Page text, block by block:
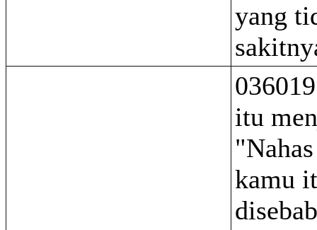
yang
itu
kamu